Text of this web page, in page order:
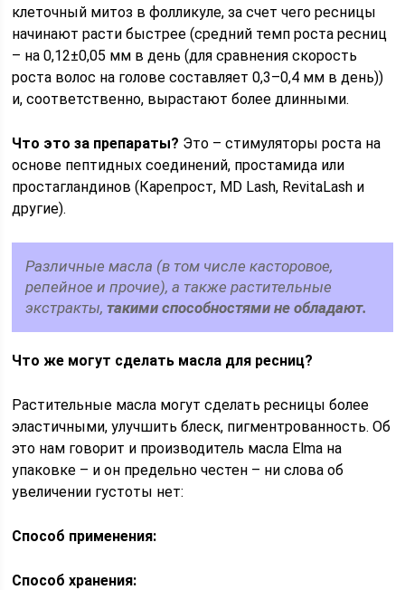
клеточный митоз в фолликуле, за счет чего ресницы
начинают расти быстрее (средний темп роста ресниц
– на 0,12±0,05 мм в день (для сравнения скорость
роста волос на голове составляет 0,3–0,4 мм в день))
и, соответственно, вырастают более длинными.
Что это за препараты? Это – стимуляторы роста на
основе пептидных соединений, простамида или
простагландинов (Карепрост, MD Lash, RevitaLash и
другие).
Различные масла (в том числе касторовое,
репейное и прочие), а также растительные
экстракты,такими способностями не обладают.
Что же могут сделать масла для ресниц?
Растительные масла могут сделать ресницы более
эластичными, улучшить блеск, пигментрованность. Об
это нам говорит и производитель масла Elma на
упаковке – и он предельно честен – ни слова об
увеличении густоты нет:
Способ применения:
Способ хранения: